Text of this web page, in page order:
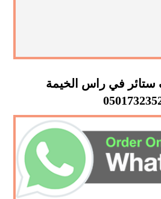
في راس الخيمة